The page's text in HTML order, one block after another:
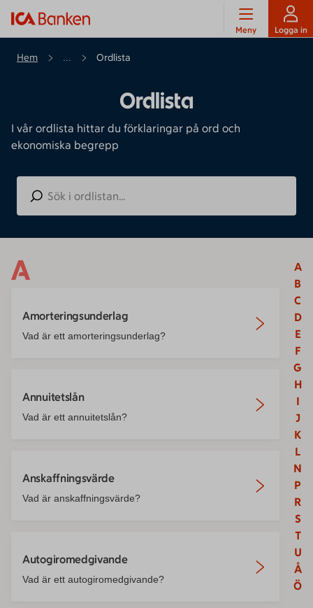
Meny Logga in
Hem ... Ordlista
Ordlista
I vår ordlista hittar du förklaringar på ord och
ekonomiska begrepp
A
B
C
D
E
F
G
H
I
J
K
L
N
P
R
S
T
U
Å
Ö
A
Amorteringsunderlag
Vad är ett amorteringsunderlag?
Annuitetslån
Vad är ett annuitetslån?
Anskaffningsvärde
Vad är anskaffningsvärde?
Autogiromedgivande
Vad är ett autogiromedgivande?